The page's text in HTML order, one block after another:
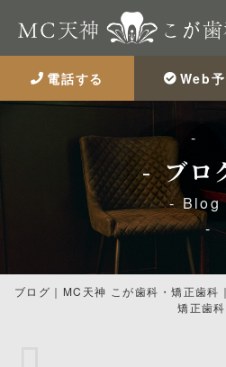
電話する Web
ブロ
Blog
ブログ｜MC天神 こが歯科・矯正歯科
矯正歯科